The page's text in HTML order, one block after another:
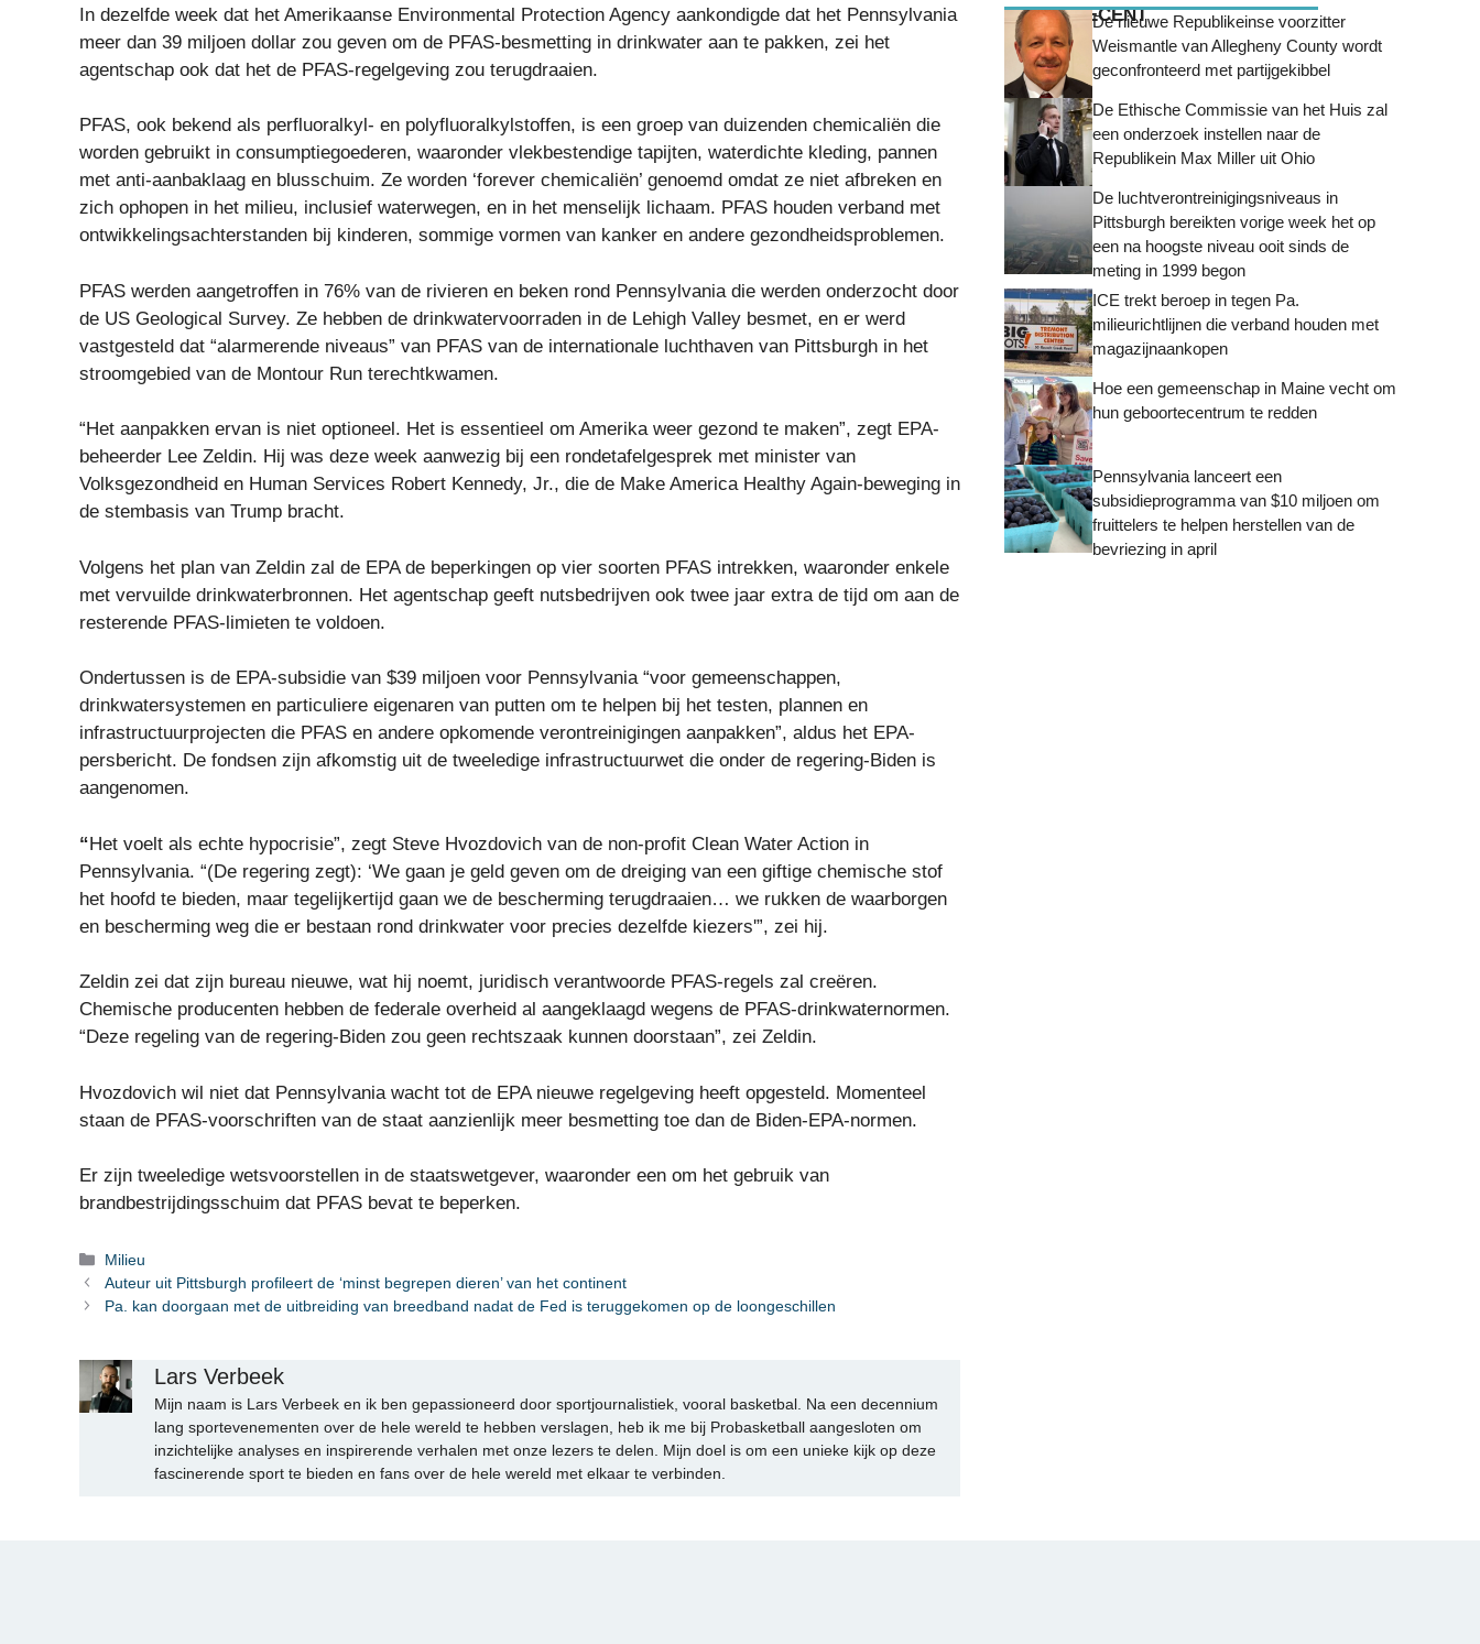
In dezelfde week dat het Amerikaanse Environmental Protection Agency aankondigde dat het Pennsylvania
meer dan 39 miljoen dollar zou geven om de PFAS-besmetting in drinkwater aan te pakken, zei het
agentschap ook dat het de PFAS-regelgeving zou terugdraaien.
PFAS, ook bekend als perfluoralkyl- en polyfluoralkylstoffen, is een groep van duizenden chemicaliën die
worden gebruikt in consumptiegoederen, waaronder vlekbestendige tapijten, waterdichte kleding, pannen
met anti-aanbaklaag en blusschuim. Ze worden ‘forever chemicaliën’ genoemd omdat ze niet afbreken en
zich ophopen in het milieu, inclusief waterwegen, en in het menselijk lichaam. PFAS houden verband met
ontwikkelingsachterstanden bij kinderen, sommige vormen van kanker en andere gezondheidsproblemen.
PFAS werden aangetroffen in 76% van de rivieren en beken rond Pennsylvania die werden onderzocht door
de US Geological Survey. Ze hebben de drinkwatervoorraden in de Lehigh Valley besmet, en er werd
vastgesteld dat “alarmerende niveaus” van PFAS van de internationale luchthaven van Pittsburgh in het
stroomgebied van de Montour Run terechtkwamen.
“Het aanpakken ervan is niet optioneel. Het is essentieel om Amerika weer gezond te maken”, zegt EPA-
beheerder Lee Zeldin. Hij was deze week aanwezig bij een rondetafelgesprek met minister van
Volksgezondheid en Human Services Robert Kennedy, Jr., die de Make America Healthy Again-beweging in
de stembasis van Trump bracht.
Volgens het plan van Zeldin zal de EPA de beperkingen op vier soorten PFAS intrekken, waaronder enkele
met vervuilde drinkwaterbronnen. Het agentschap geeft nutsbedrijven ook twee jaar extra de tijd om aan de
resterende PFAS-limieten te voldoen.
Ondertussen is de EPA-subsidie ​​van $39 miljoen voor Pennsylvania “voor gemeenschappen,
drinkwatersystemen en particuliere eigenaren van putten om te helpen bij het testen, plannen en
infrastructuurprojecten die PFAS en andere opkomende verontreinigingen aanpakken”, aldus het EPA-
persbericht. De fondsen zijn afkomstig uit de tweeledige infrastructuurwet die onder de regering-Biden is
aangenomen.
“Het voelt als echte hypocrisie”, zegt Steve Hvozdovich van de non-profit Clean Water Action in
Pennsylvania. “(De regering zegt): ‘We gaan je geld geven om de dreiging van een giftige chemische stof
het hoofd te bieden, maar tegelijkertijd gaan we de bescherming terugdraaien… we rukken de waarborgen
en bescherming weg die er bestaan ​​rond drinkwater voor precies dezelfde kiezers'”, zei hij.
Zeldin zei dat zijn bureau nieuwe, wat hij noemt, juridisch verantwoorde PFAS-regels zal creëren.
Chemische producenten hebben de federale overheid al aangeklaagd wegens de PFAS-drinkwaternormen.
“Deze regeling van de regering-Biden zou geen rechtszaak kunnen doorstaan”, zei Zeldin.
Hvozdovich wil niet dat Pennsylvania wacht tot de EPA nieuwe regelgeving heeft opgesteld. Momenteel
staan ​​de PFAS-voorschriften van de staat aanzienlijk meer besmetting toe dan de Biden-EPA-normen.
Er zijn tweeledige wetsvoorstellen in de staatswetgever, waaronder een om het gebruik van
brandbestrijdingsschuim dat PFAS bevat te beperken.
Categorieën
Milieu
Auteur uit Pittsburgh profileert de ‘minst begrepen dieren’ van het continent
Pa. kan doorgaan met de uitbreiding van breedband nadat de Fed is teruggekomen op de loongeschillen
Lars Verbeek
Mijn naam is Lars Verbeek en ik ben gepassioneerd door sportjournalistiek, vooral basketbal. Na een decennium
lang sportevenementen over de hele wereld te hebben verslagen, heb ik me bij Probasketball aangesloten om
inzichtelijke analyses en inspirerende verhalen met onze lezers te delen. Mijn doel is om een unieke kijk op deze
fascinerende sport te bieden en fans over de hele wereld met elkaar te verbinden.
MEEST RECENTDe nieuwe Republikeinse voorzitter
Weismantle van Allegheny County wordt
geconfronteerd met partijgekibbel
De Ethische Commissie van het Huis zal
een onderzoek instellen naar de
Republikein Max Miller uit Ohio
De luchtverontreinigingsniveaus in
Pittsburgh bereikten vorige week het op
een na hoogste niveau ooit sinds de
meting in 1999 begon
ICE trekt beroep in tegen Pa.
milieurichtlijnen die verband houden met
magazijnaankopen
Hoe een gemeenschap in Maine vecht om
hun geboortecentrum te redden
Pennsylvania lanceert een
subsidieprogramma van $10 miljoen om
fruittelers te helpen herstellen van de
bevriezing in april